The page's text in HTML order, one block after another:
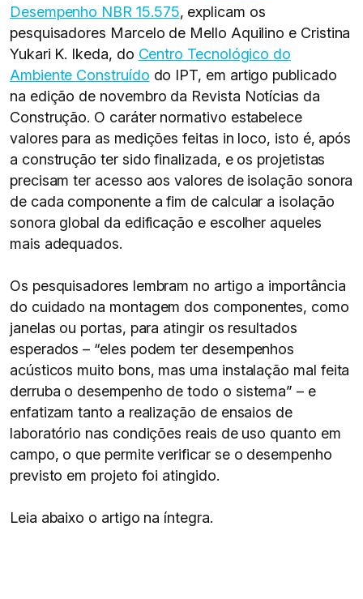
Desempenho NBR 15.575, explicam os
pesquisadores Marcelo de Mello Aquilino e Cristina
Yukari K. Ikeda, do Centro Tecnológico do
Ambiente Construído do IPT, em artigo publicado
na edição de novembro da Revista Notícias da
Construção. O caráter normativo estabelece
valores para as medições feitas in loco, isto é, após
a construção ter sido finalizada, e os projetistas
precisam ter acesso aos valores de isolação sonora
de cada componente a fim de calcular a isolação
sonora global da edificação e escolher aqueles
mais adequados.
Os pesquisadores lembram no artigo a importância
do cuidado na montagem dos componentes, como
janelas ou portas, para atingir os resultados
esperados – “eles podem ter desempenhos
acústicos muito bons, mas uma instalação mal feita
derruba o desempenho de todo o sistema” – e
enfatizam tanto a realização de ensaios de
laboratório nas condições reais de uso quanto em
campo, o que permite verificar se o desempenho
previsto em projeto foi atingido.
Leia abaixo o artigo na íntegra.